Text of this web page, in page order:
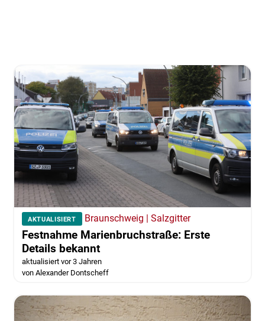
AKTUALISIERT Braunschweig | Salzgitter
Festnahme Marienbruchstraße: Erste
Details bekannt
aktualisiert vor 3 Jahren
von Alexander Dontscheff